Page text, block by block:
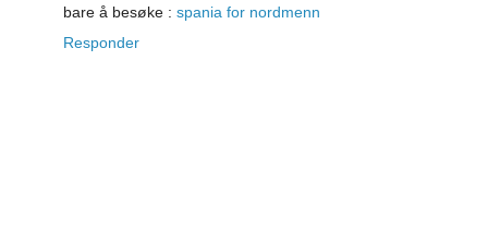
bare å besøke : spania for nordmenn
Responder